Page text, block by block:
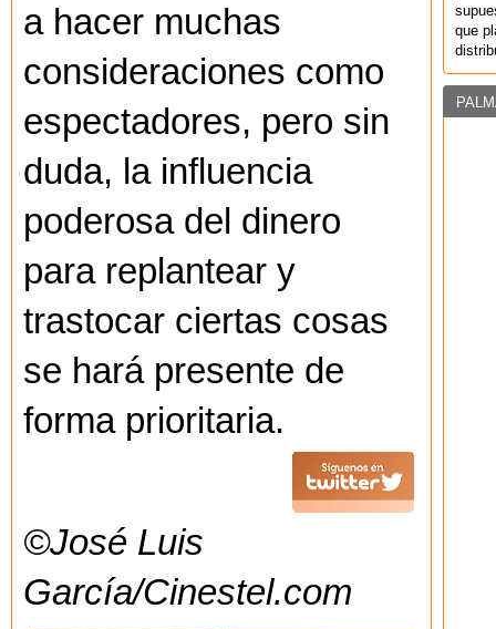
a hacer muchas
consideraciones como
espectadores, pero sin
duda, la influencia
poderosa del dinero
para replantear y
trastocar ciertas cosas
se hará presente de
forma prioritaria.
©José Luis
García/Cinestel.com
que